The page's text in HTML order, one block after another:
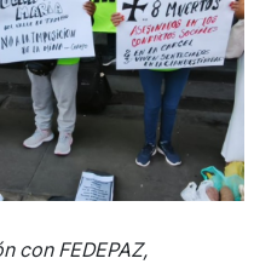
con FEDEPAZ,